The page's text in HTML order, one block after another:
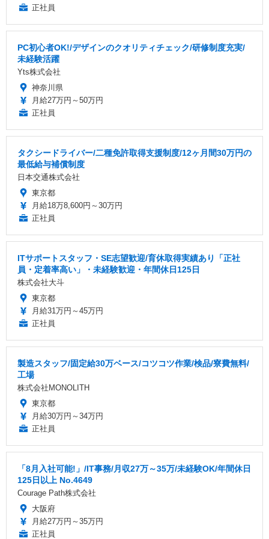
正社員
PC初心者OK!/デザインのクオリティチェック/研修制度充実/
未経験活躍
Yts株式会社
神奈川県
月給27万円～50万円
正社員
タクシードライバー/二種免許取得支援制度/12ヶ月間30万円の
最低給与補償制度
日本交通株式会社
東京都
月給18万8,600円～30万円
正社員
ITサポートスタッフ・SE志望歓迎/育休取得実績あり「正社
員・定着率高い」・未経験歓迎・年間休日125日
株式会社大斗
東京都
月給31万円～45万円
正社員
製造スタッフ/固定給30万ベース/コツコツ作業/検品/寮費無料/
工場
株式会社MONOLITH
東京都
月給30万円～34万円
正社員
「8月入社可能!」/IT事務/月収27万～35万/未経験OK/年間休日
125日以上 No.4649
Courage Path株式会社
大阪府
月給27万円～35万円
正社員